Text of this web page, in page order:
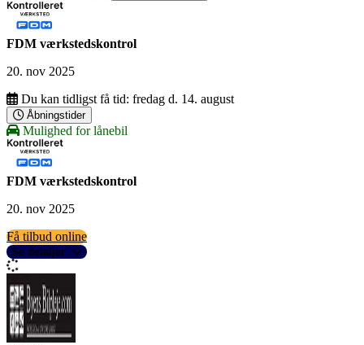
FDM værkstedskontrol
20. nov 2025
Du kan tidligst få tid: fredag d. 14. august
Åbningstider
Mulighed for lånebil
FDM værkstedskontrol
20. nov 2025
Få tilbud online
Se detaljer